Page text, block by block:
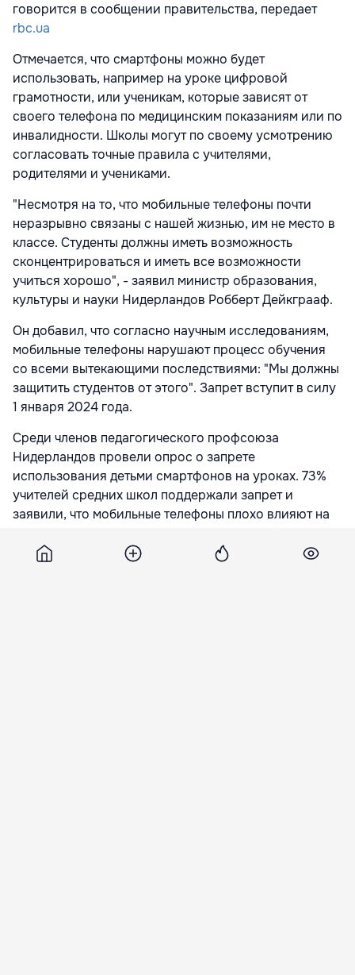
говорится в сообщении правительства, передает
rbc.ua
Отмечается, что смартфоны можно будет
использовать, например на уроке цифровой
грамотности, или ученикам, которые зависят от
своего телефона по медицинским показаниям или по
инвалидности. Школы могут по своему усмотрению
согласовать точные правила с учителями,
родителями и учениками.
"Несмотря на то, что мобильные телефоны почти
неразрывно связаны с нашей жизнью, им не место в
классе. Студенты должны иметь возможность
сконцентрироваться и иметь все возможности
учиться хорошо", - заявил министр образования,
культуры и науки Нидерландов Робберт Дейкграаф.
Он добавил, что согласно научным исследованиям,
мобильные телефоны нарушают процесс обучения
со всеми вытекающими последствиями: "Мы должны
защитить студентов от этого". Запрет вступит в силу
1 января 2024 года.
Среди членов педагогического профсоюза
Нидерландов провели опрос о запрете
использования детьми смартфонов на уроках. 73%
учителей средних школ поддержали запрет и
заявили, что мобильные телефоны плохо влияют на